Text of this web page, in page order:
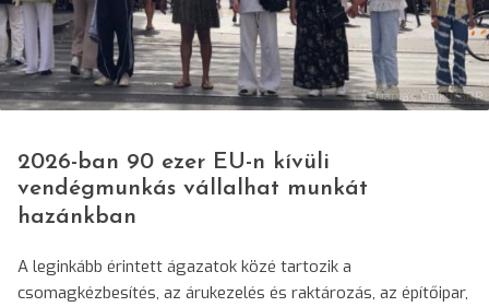
© Darvas Enikő/SRR
2026-ban 90 ezer EU-n kívüli
vendégmunkás vállalhat munkát
hazánkban
A leginkább érintett ágazatok közé tartozik a
csomagkézbesítés, az árukezelés és raktározás, az építőipar,